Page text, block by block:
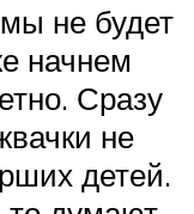
не будет
начнем
Сразу
не
детей.